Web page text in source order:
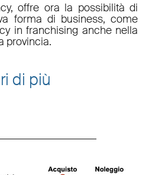
offre ora la possibilità di
forma di business, come
in franchising anche nella
provincia.
di più